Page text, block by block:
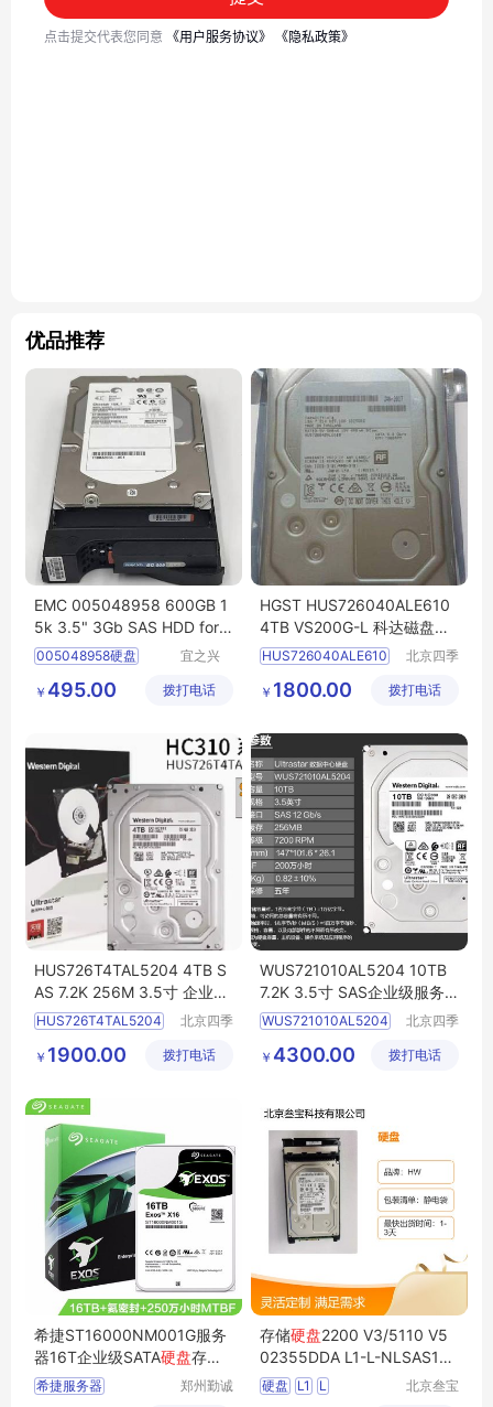
优品推荐
EMC 005048958 600GB 1
5k 3.5" 3Gb SAS HDD for A
X硬盘
005048958硬盘
EMC硬盘 AX硬盘
宜之兴
科技有限
￥ 495.00 拨打电话
HGST HUS726040ALE610
4TB VS200G-L 科达磁盘阵
列柜硬盘
HUS726040ALE610
企业级硬盘
监控存储硬盘
北京四季
有限公司
￥ 1800.00 拨打电话
HUS726T4TAL5204 4TB S
AS 7.2K 256M 3.5寸 企业级
服务器硬盘
HUS726T4TAL5204
企业级硬盘 监控硬盘
北京四季
有限公司
￥ 1900.00 拨打电话
WUS721010AL5204 10TB
7.2K 3.5寸 SAS企业级服务
器硬盘
WUS721010AL5204
企业级硬盘 监控硬盘
北京四季
有限公司
￥ 4300.00 拨打电话
希捷ST16000NM001G服务
器16T企业级SATA硬盘存储
硬盘
希捷服务器
郑州勤诚
存储硬盘2200 V3/5110 V5
02355DDA L1-L-NLSAS10T
10TB 7.2K SAS
硬盘 L1
L
北京叁宝